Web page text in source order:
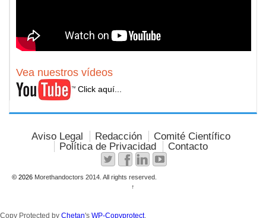
Vea nuestros vídeos
Click aquí...
Aviso Legal Redacción
Comité Científico
Política de Privacidad
Contacto
© 2026 Morethandoctors 2014. All rights reserved.
↑
Copy Protected by Chetan's WP-Copyprotect.